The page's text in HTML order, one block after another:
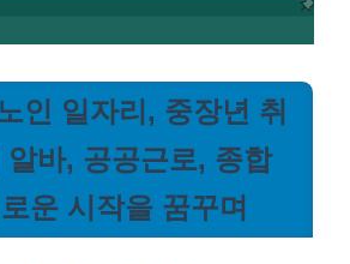
인 일자리, 중장년 취
알바, 공공근로, 종합
운 시작을 꿈꾸며